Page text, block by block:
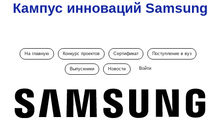
Кампус инноваций Samsung
На главную Конкурс проектов Сертификат Поступление в вуз
Выпускники Новости Войти